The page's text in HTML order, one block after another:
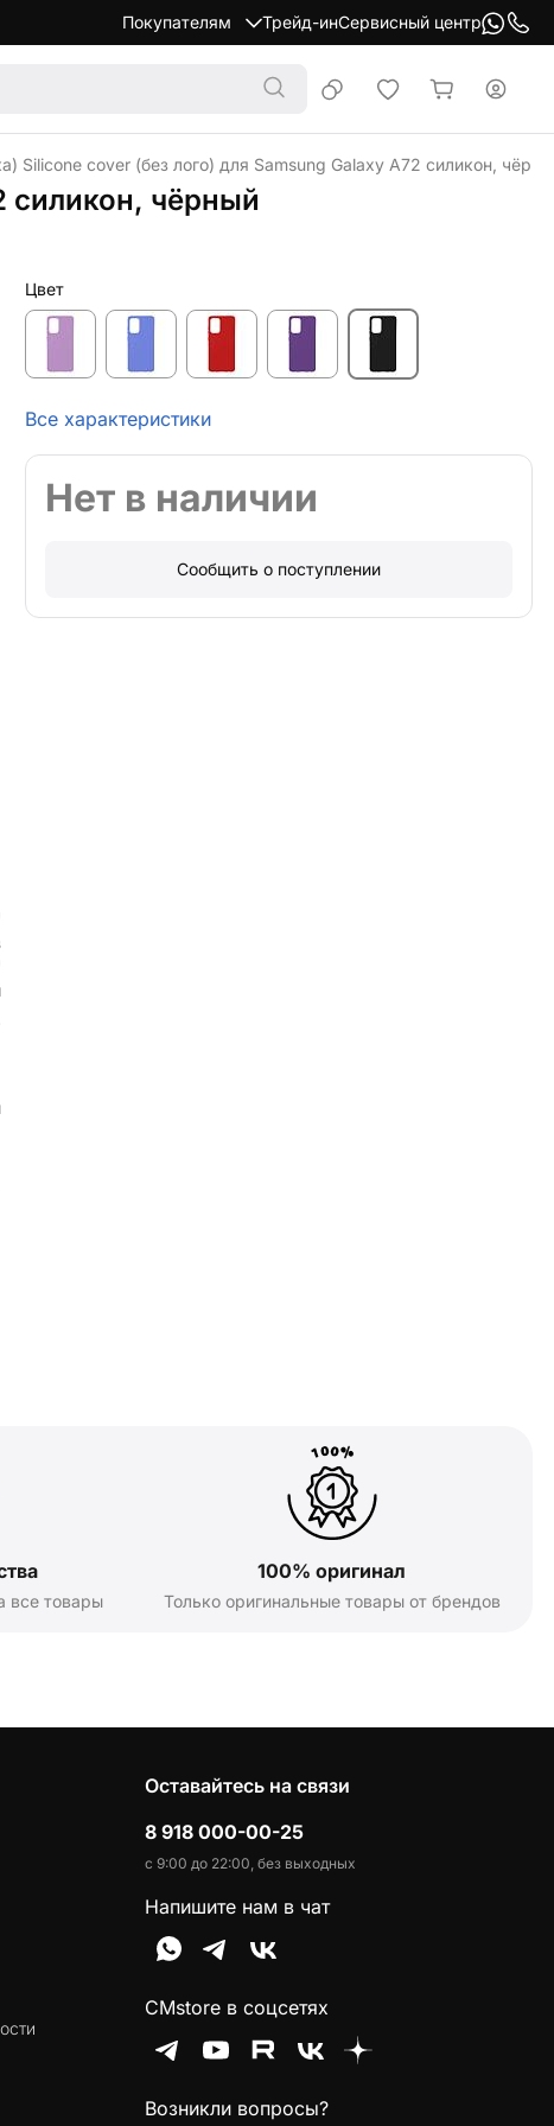
Покупателям Трейд-инСервисный центр
Silicone cover (без лого) для Samsung Galaxy A72 силикон,
силикон, чёрный
Цвет
Все характеристики
Нет в наличии
Сообщить о поступлении
все товары
100% оригинал
Только оригинальные товары от брендов
Оставайтесь на связи
8 918 000-00-25
с 9:00 до 22:00, без выходных
Напишите нам в чат
CMstore в соцсетях
Возникли вопросы?